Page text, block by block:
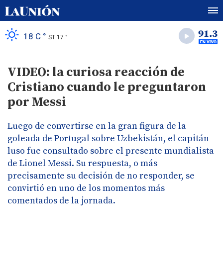
18 C ° ST 17 °
VIDEO: la curiosa reacción de
Cristiano cuando le preguntaron
por Messi
Luego de convertirse en la gran figura de la
goleada de Portugal sobre Uzbekistán, el capitán
luso fue consultado sobre el presente mundialista
de Lionel Messi. Su respuesta, o más
precisamente su decisión de no responder, se
convirtió en uno de los momentos más
comentados de la jornada.